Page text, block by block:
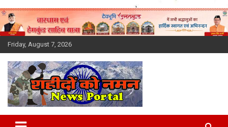
Skip
to
content
Friday, August 7, 2026
Latest News Today, Breaking